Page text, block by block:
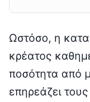
Ωστόσο, η
κρέατος
ποσότητα από
επηρεάζει